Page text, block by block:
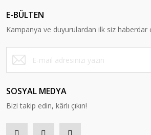
E-BÜLTEN
Kampanya ve duyurulardan ilk siz haberdar
SOSYAL MEDYA
Bizi takip edin, kârlı çıkın!